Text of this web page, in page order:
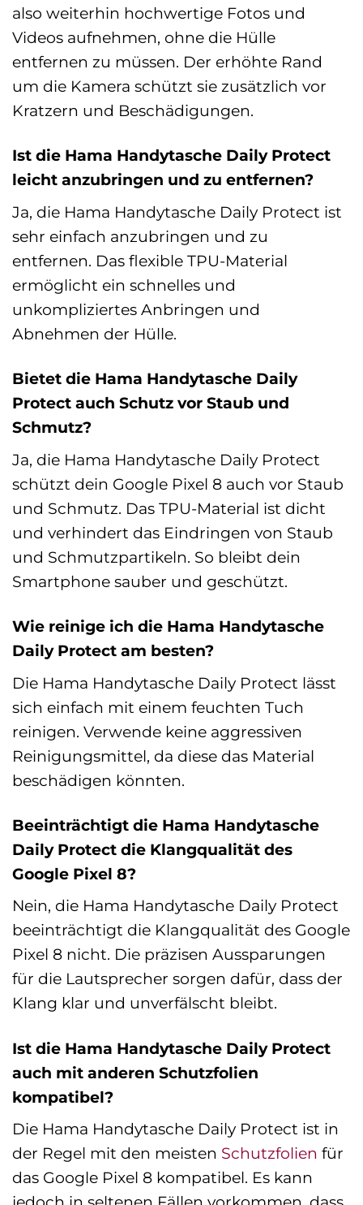
also weiterhin hochwertige Fotos und
Videos aufnehmen, ohne die Hülle
entfernen zu müssen. Der erhöhte Rand
um die Kamera schützt sie zusätzlich vor
Kratzern und Beschädigungen.
Ist die Hama Handytasche Daily Protect
leicht anzubringen und zu entfernen?
Ja, die Hama Handytasche Daily Protect ist
sehr einfach anzubringen und zu
entfernen. Das flexible TPU-Material
ermöglicht ein schnelles und
unkompliziertes Anbringen und
Abnehmen der Hülle.
Bietet die Hama Handytasche Daily
Protect auch Schutz vor Staub und
Schmutz?
Ja, die Hama Handytasche Daily Protect
schützt dein Google Pixel 8 auch vor Staub
und Schmutz. Das TPU-Material ist dicht
und verhindert das Eindringen von Staub
und Schmutzpartikeln. So bleibt dein
Smartphone sauber und geschützt.
Wie reinige ich die Hama Handytasche
Daily Protect am besten?
Die Hama Handytasche Daily Protect lässt
sich einfach mit einem feuchten Tuch
reinigen. Verwende keine aggressiven
Reinigungsmittel, da diese das Material
beschädigen könnten.
Beeinträchtigt die Hama Handytasche
Daily Protect die Klangqualität des
Google Pixel 8?
Nein, die Hama Handytasche Daily Protect
beeinträchtigt die Klangqualität des Google
Pixel 8 nicht. Die präzisen Aussparungen
für die Lautsprecher sorgen dafür, dass der
Klang klar und unverfälscht bleibt.
Ist die Hama Handytasche Daily Protect
auch mit anderen Schutzfolien
kompatibel?
Die Hama Handytasche Daily Protect ist in
der Regel mit den meisten Schutzfolien für
das Google Pixel 8 kompatibel. Es kann